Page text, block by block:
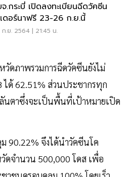
.กระบี่ เปิดลงทะเบียนฉีดวัคซีน
ดอร์นาฟรี 23-26 ก.ย.นี้
.ย. 2564 | 21:45 น.
ดภาพรวมการฉีดวัคซีนยังไม่
ได้ 62.51% ส่วนประชากรทุก
นตาซึ่งจะเป็นพื้นที่เป้าหมายเปิด
90.22% จึงได้นำวัคซีนโค
ดจำนวน 500,000 โดส เพื่อ